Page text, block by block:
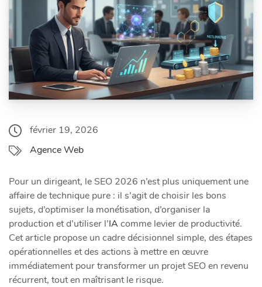
février 19, 2026
Agence Web
Pour un dirigeant, le SEO 2026 n’est plus uniquement une
affaire de technique pure : il s’agit de choisir les bons
sujets, d’optimiser la monétisation, d’organiser la
production et d’utiliser l’IA comme levier de productivité.
Cet article propose un cadre décisionnel simple, des étapes
opérationnelles et des actions à mettre en œuvre
immédiatement pour transformer un projet SEO en revenu
récurrent, tout en maîtrisant le risque.